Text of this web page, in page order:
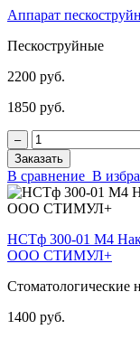
Аппарат
Пескоструйные
2200 руб.
1850 руб.
‒
Заказать
В сравнение В
НСТф 300-01 М4
ООО СТИМУЛ+
Стоматологические
1400 руб.